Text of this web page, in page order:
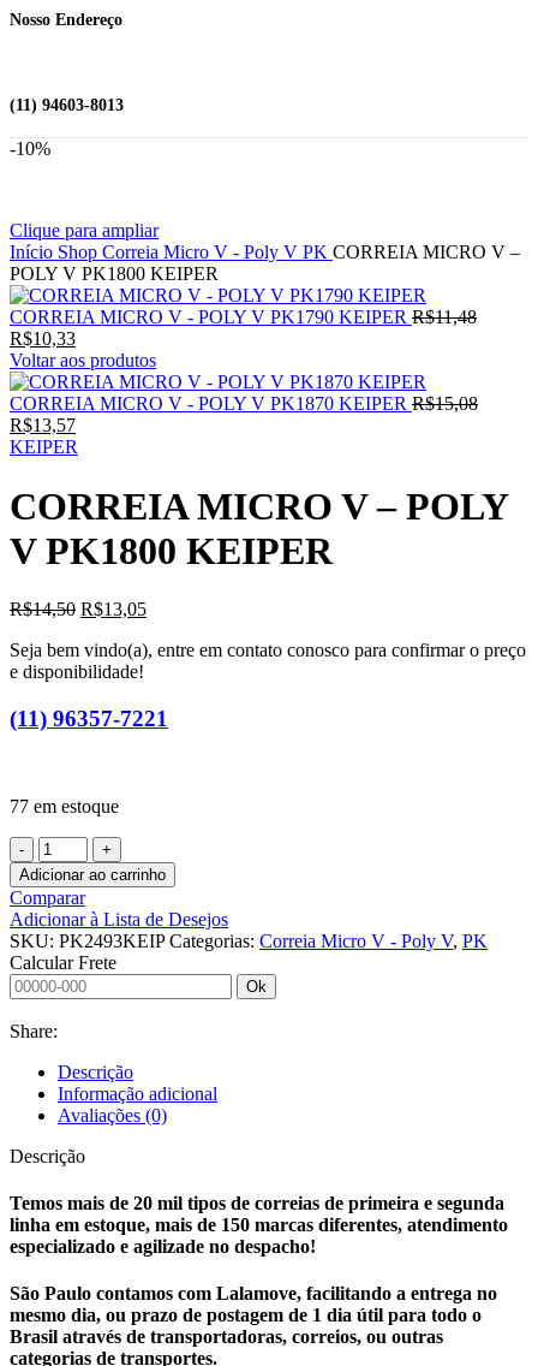
Nosso Endereço
(11) 94603-8013
-10%
Clique para ampliar
Início Shop Correia Micro V - Poly V PK CORREIA MICRO V –
POLY V PK1800 KEIPER
CORREIA MICRO V - POLY V PK1790 KEIPER R$11,48O
R$10,33O
preço
atual
é:
R$10,33.
Voltar aos produtos
CORREIA MICRO V - POLY V PK1870 KEIPER R$15,08O
R$13,57O
preço
é:
R$13,57.
KEIPER
CORREIA MICRO V – POLY
V PK1800 KEIPER
R$14,50 O
original
era:
R$13,05O
atual
Seja bem vindo(a), entre em contato conosco para confirmar o preço
e disponibilidade!
(11) 96357-7221
77 em estoque
CORREIA
MICRO
V
-
POLY
V
PK1800
KEIPER
Adicionar ao carrinho
Comparar
Adicionar à Lista de Desejos
SKU: PK2493KEIPCategorias: Correia Micro V - Poly V, PK
Calcular Frete
Ok
Share:
Descrição
Informação adicional
Avaliações (0)
Descrição
Temos mais de 20 mil tipos de correias de primeira e segunda
linha em estoque, mais de 150 marcas diferentes, atendimento
especializado e agilizade no despacho!
São Paulo contamos com Lalamove, facilitando a entrega no
mesmo dia, ou prazo de postagem de 1 dia útil para todo o
Brasil através de transportadoras, correios, ou outras
categorias de transportes.